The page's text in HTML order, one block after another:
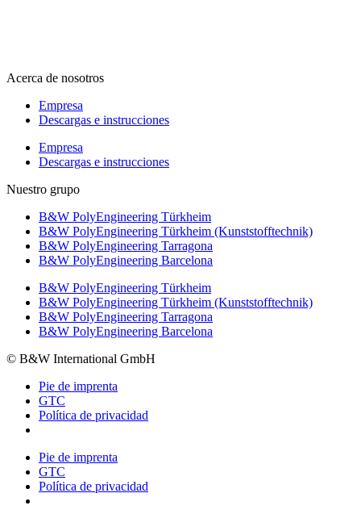
Acerca de nosotros
Empresa
Descargas e instrucciones
Empresa
Descargas e instrucciones
Nuestro grupo
B&W PolyEngineering Türkheim
B&W PolyEngineering Türkheim (Kunststofftechnik)
B&W PolyEngineering Tarragona
B&W PolyEngineering Barcelona
B&W PolyEngineering Türkheim
B&W PolyEngineering Türkheim (Kunststofftechnik)
B&W PolyEngineering Tarragona
B&W PolyEngineering Barcelona
© B&W International GmbH
Pie de imprenta
GTC
Política de privacidad
Pie de imprenta
GTC
Política de privacidad